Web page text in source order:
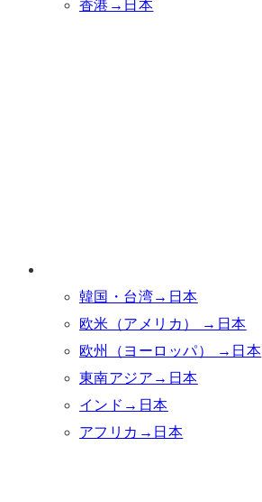
香港→日本
韓国・台湾→日本
欧米（アメリカ） →日本
欧州（ヨーロッパ） →日本
東南アジア→日本
インド→日本
アフリカ→日本